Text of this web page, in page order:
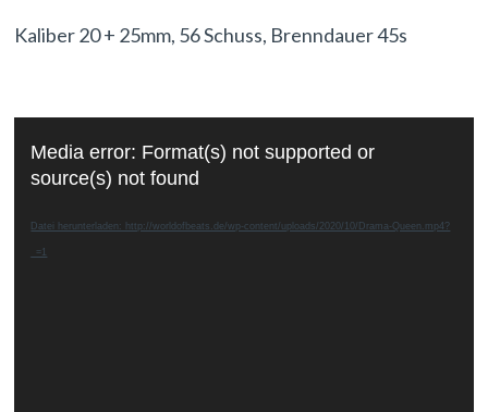
Kaliber 20 + 25mm, 56 Schuss, Brenndauer 45s
Player
Media error: Format(s) not supported or
source(s) not found
Datei herunterladen: http://worldofbeats.de/wp-content/uploads/2020/10/Drama-Queen.mp4?
_=1